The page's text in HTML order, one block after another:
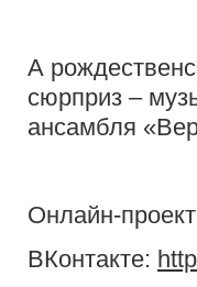
А
сюрприз –
ансамбля
Онлайн-
ВКонтакте: